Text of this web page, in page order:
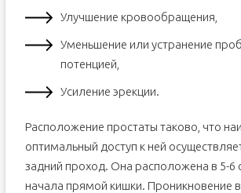
Улучшение кровообращения,
Уменьшение или устранение
потенцией,
Усиление эрекции.
Расположение простаты таково, что
оптимальный доступ к ней
задний проход. Она расположена в 5-6
начала прямой кишки. Проникновение в